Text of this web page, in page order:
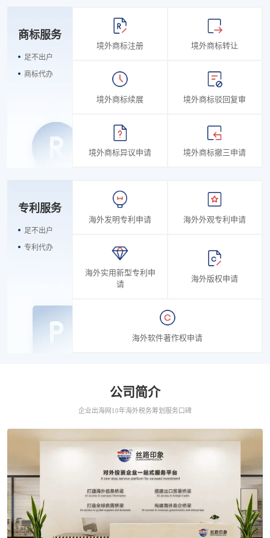
商标服务
足不出户
商标代办
境外商标注册 境外商标转让
境外商标续展 境外商标驳回复审
境外商标异议申请 境外商标撤三申请
专利服务
足不出户
专利代办
海外发明专利申请 海外外观专利申请
海外实用新型专利申
请
海外版权申请
海外软件著作权申请
公司简介
企业出海网10年海外税务筹划服务口碑